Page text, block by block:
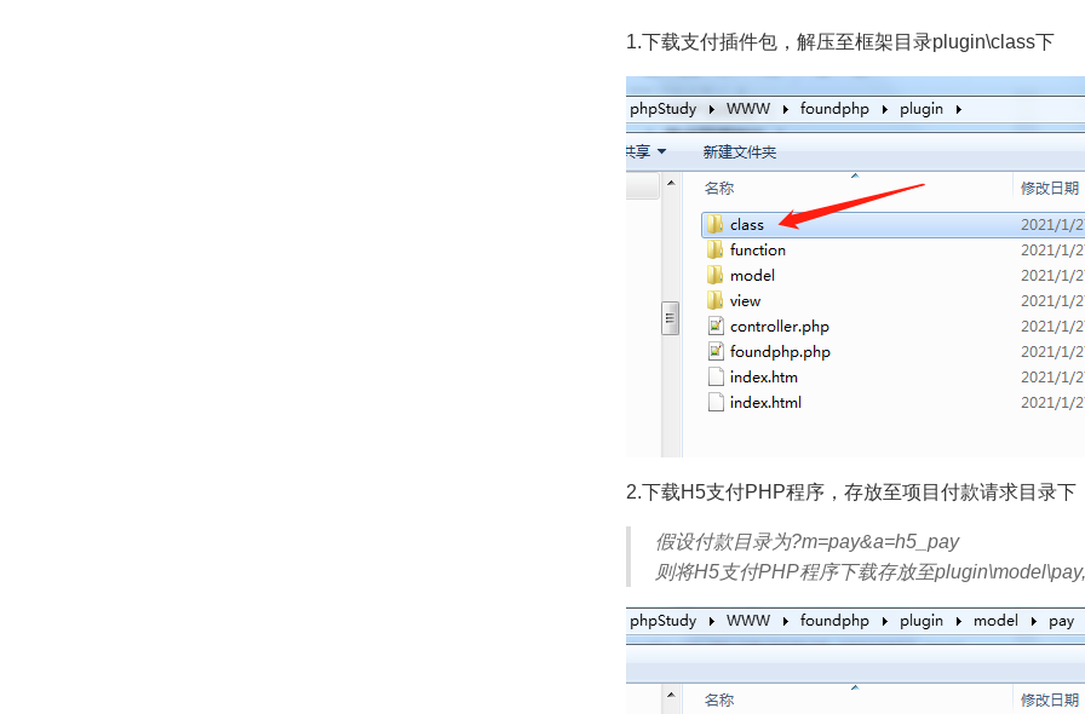
1.下载支付插件包，解压至框架目录plugin\class下
2.下载H5支付PHP程序，存放至项目付款请求目录下
假设付款目录为?m=pay&a=h5_pay
则将H5支付PHP程序下载存放至